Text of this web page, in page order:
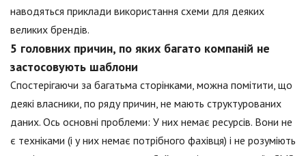
наводяться приклади використання схеми для деяких
великих брендів.
5 головних причин, по яких багато компаній не
застосовують шаблони
Спостерігаючи за багатьма сторінками, можна помітити, що
деякі власники, по ряду причин, не мають структурованих
даних. Ось основні проблеми: У них немає ресурсів. Вони не
є техніками (і у них немає потрібного фахівця) і не розуміють